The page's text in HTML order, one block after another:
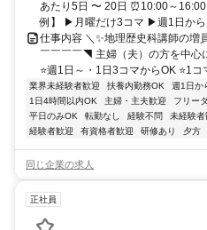
あたり5日 〜 20日 ⏰10:00～
例】 ▶月曜だけ3コマ ▶週1日から
仕事内容 ＼✨地理歴史科講師の
￣￣￣￣◥ 主婦（夫）の方を中心
⭐週1日～・1日3コマからOK ⭐1
業界未経験者歓迎 扶養内勤務OK 週1日か
1日4時間以内OK
主婦・主夫歓迎 フリー
平日のみOK
転勤なし 経験不問 未経験者
経験者歓迎
有資格者歓迎 研修あり 夕方
同じ企業の求人
正社員